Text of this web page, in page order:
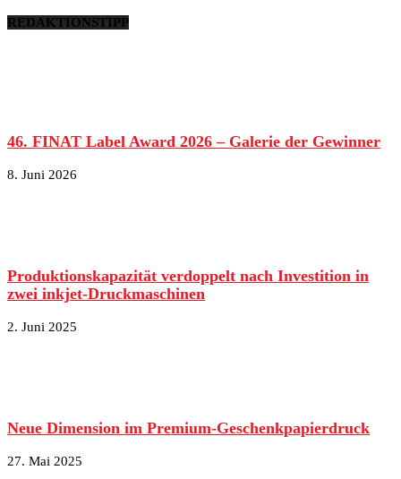
REDAKTIONSTIPP
46. FINAT Label Award 2026 – Galerie der Gewinner
8. Juni 2026
Produktionskapazität verdoppelt nach Investition in
zwei inkjet-Druckmaschinen
2. Juni 2025
Neue Dimension im Premium-Geschenkpapierdruck
27. Mai 2025